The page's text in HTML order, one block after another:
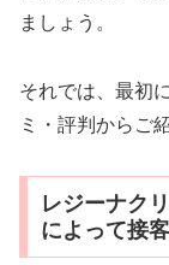
ましょう。
それでは、最初
ミ・評判からご
レジーナク
によって接